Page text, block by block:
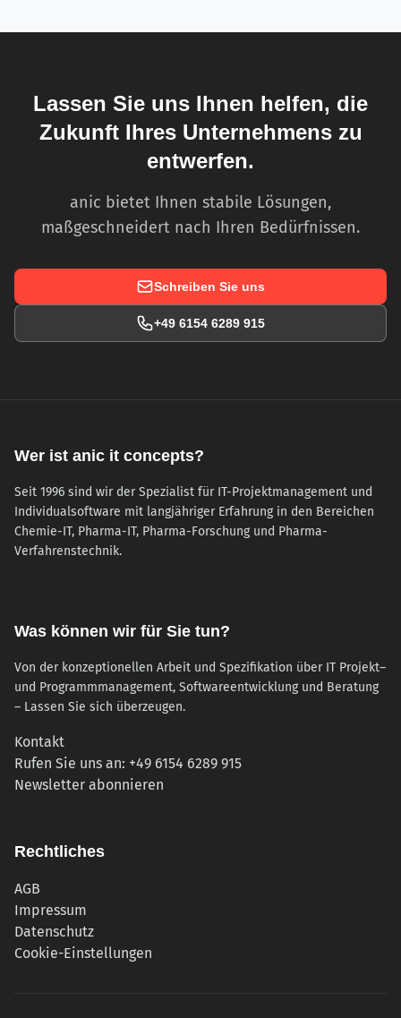
Lassen Sie uns Ihnen helfen, die
Zukunft Ihres Unternehmens zu
entwerfen.
anic bietet Ihnen stabile Lösungen,
maßgeschneidert nach Ihren Bedürfnissen.
Schreiben Sie uns
+49 6154 6289 915
Wer ist anic it concepts?
Seit 1996 sind wir der Spezialist für IT-Projektmanagement und
Individualsoftware mit langjähriger Erfahrung in den Bereichen
Chemie-IT, Pharma-IT, Pharma-Forschung und Pharma-
Verfahrenstechnik.
Was können wir für Sie tun?
Von der konzeptionellen Arbeit und Spezifikation über IT Projekt–
und Programmmanagement, Softwareentwicklung und Beratung
– Lassen Sie sich überzeugen.
Kontakt
Rufen Sie uns an: +49 6154 6289 915
Newsletter abonnieren
Rechtliches
AGB
Impressum
Datenschutz
Cookie-Einstellungen